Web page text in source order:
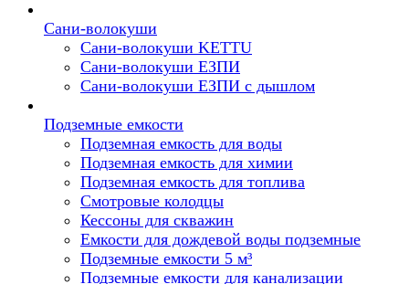
Сани-волокуши
Сани-волокуши KETTU
Сани-волокуши ЕЗПИ
Сани-волокуши ЕЗПИ с дышлом
Подземные емкости
Подземная емкость для воды
Подземная емкость для химии
Подземная емкость для топлива
Смотровые колодцы
Кессоны для скважин
Емкости для дождевой воды подземные
Подземные емкости 5 м³
Подземные емкости для канализации